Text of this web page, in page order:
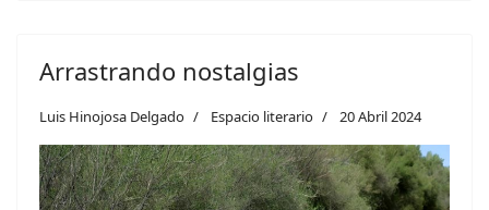
Arrastrando nostalgias
Luis Hinojosa Delgado Espacio literario 20 Abril 2024